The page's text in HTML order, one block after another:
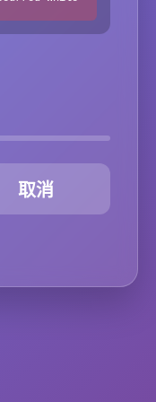
取消